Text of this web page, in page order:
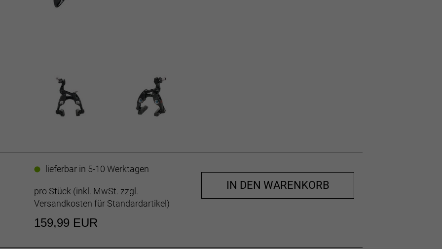
lieferbar in 5-10 Werktagen
pro Stück (inkl. MwSt. zzgl.
Versandkosten für Standardartikel)
159,99 EUR
IN DEN WARENKORB